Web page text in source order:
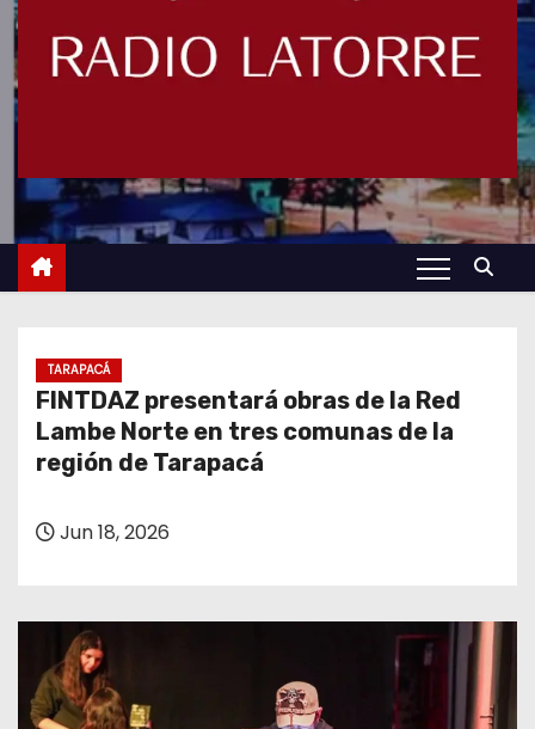
TARAPACÁ
FINTDAZ presentará obras de la Red
Lambe Norte en tres comunas de la
región de Tarapacá
Jun 18, 2026